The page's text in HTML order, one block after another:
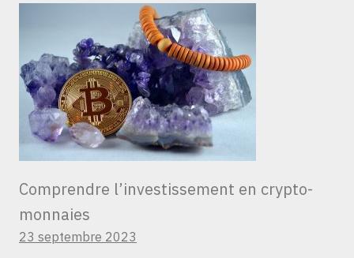
Comprendre l’investissement en crypto-
monnaies
23 septembre 2023